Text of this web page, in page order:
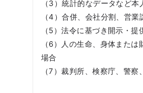
（3）統計的なデータなど
（4）合併、会社分割、営
（5）法令に基づき開示・
（6）人の生命、身体また
場合
（7）裁判所、検察庁、警